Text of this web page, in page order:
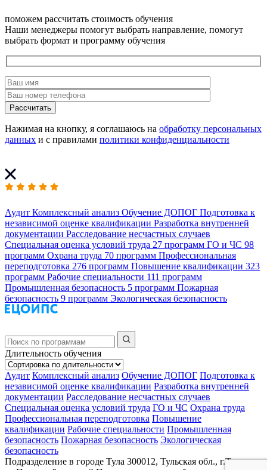
поможем рассчитать стоимость обучения
Наши менеджеры помогут выбрать направление, помогут
выбрать формат и программу обучения
Рассчитать
Нажимая на кнопку, я соглашаюсь на обработку персональных
данных и с правилами политики конфиденциальности
Аудит Комплексный анализ Обучение ДОПОГ Подготовка к
независимой оценке квалификации Разработка внутренней
документации Расследование несчастных случаев
Специальная оценка условий труда 27 программ ГО и ЧС 98
программ Охрана труда 70 программ Профессиональная
переподготовка 276 программ Повышение квалификации 323
программ Рабочие специальности 111 программ
Промышленная безопасность 5 программ Пожарная
безопасность 9 программ Экологическая безопасность
Длительность обучения
Аудит Комплексный анализ Обучение ДОПОГ Подготовка к
независимой оценке квалификации Разработка внутренней
документации Расследование несчастных случаев
Специальная оценка условий труда ГО и ЧС Охрана труда
Профессиональная переподготовка Повышение
квалификации Рабочие специальности Промышленная
безопасность Пожарная безопасность Экологическая
безопасность
Подразделение в городе Тула 300012, Тульская обл., г.Тула,